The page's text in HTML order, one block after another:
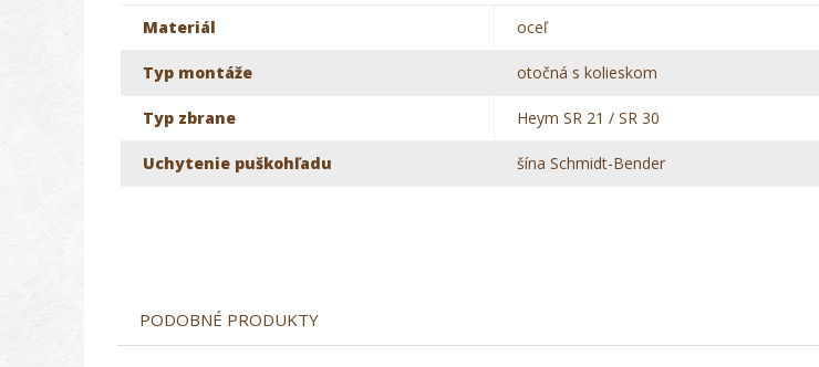
Materiál oceľ
Typ montáže otočná s kolieskom
Typ zbrane Heym SR 21 / SR 30
Uchytenie puškohľadu šína Schmidt-Bender
PODOBNÉ PRODUKTY